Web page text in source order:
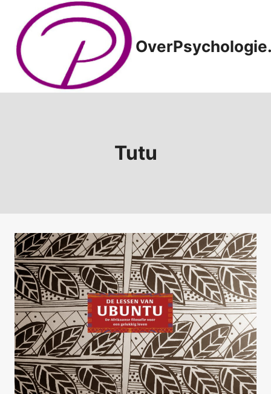
Doorgaan
inhoud
Tutu